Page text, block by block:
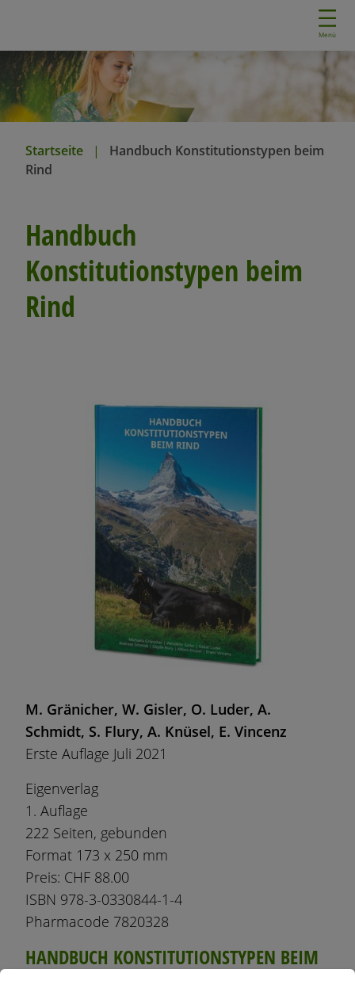
r
k
z
Menü
Startseite
Handbuch Konstitutionstypen beim
Rind
Handbuch
Konstitutionstypen beim
Rind
M. Gränicher, W. Gisler, O. Luder, A.
Schmidt, S. Flury, A. Knüsel, E. Vincenz
Erste Auflage Juli 2021
Eigenverlag
1. Auflage
222 Seiten, gebunden
Format 173 x 250 mm
Preis: CHF 88.00
ISBN 978-3-0330844-1-4
Pharmacode 7820328
HANDBUCH KONSTITUTIONSTYPEN BEIM